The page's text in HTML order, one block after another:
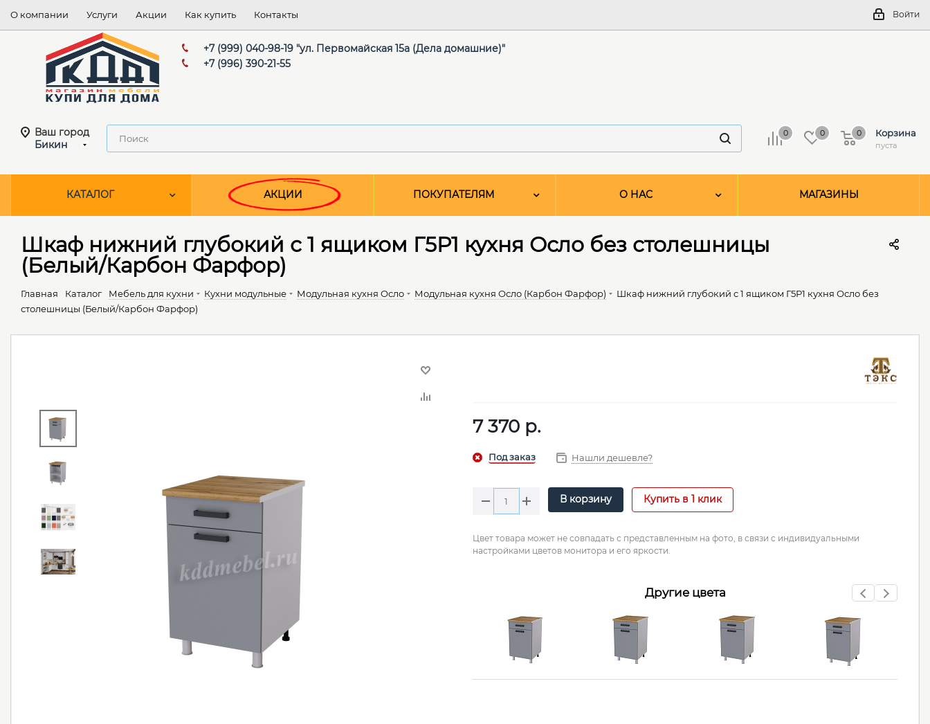
О компании Услуги Акции Как купить Контакты Войти
+7 (999) 040-98-19 "ул. Первомайская 15а (Дела домашние)"
+7 (996) 390-21-55
Ваш город
Бикин
0 0 Корзина
пуста
0
КАТАЛОГ АКЦИИ ПОКУПАТЕЛЯМ О НАС МАГАЗИНЫ
Шкаф нижний глубокий с 1 ящиком Г5Р1 кухня Осло без столешницы
(Белый/Карбон Фарфор)
Главная Каталог Мебель для кухни Кухни модульные Модульная кухня Осло Модульная кухня Осло (Карбон Фарфор)
Шкаф нижний глубокий с 1 ящиком Г5Р1 кухня Осло без
столешницы (Белый/Карбон Фарфор)
7 370 р.
Нашли дешевле?
В корзину Купить в 1 клик
Цвет товара может не совпадать с представленным на фото, в связи с индивидуальными
настройками цветов монитора и его яркости.
Другие цвета